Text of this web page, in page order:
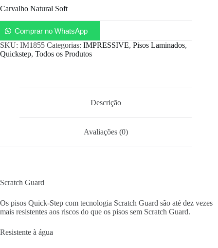
Carvalho Natural Soft
Comprar no WhatsApp
SKU: IM1855 Categorias: IMPRESSIVE, Pisos Laminados,
Quickstep, Todos os Produtos
Descrição
Avaliações (0)
Scratch Guard
Os pisos Quick-Step com tecnologia Scratch Guard são até dez vezes
mais resistentes aos riscos do que os pisos sem Scratch Guard.
Resistente à água